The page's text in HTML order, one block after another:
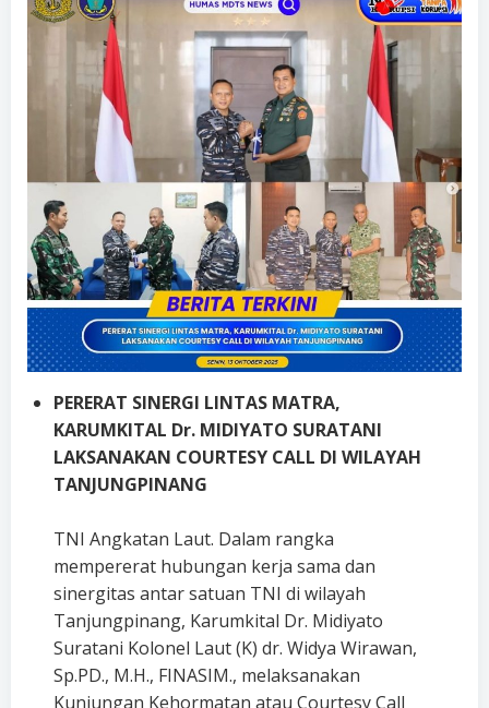
PERERAT SINERGI LINTAS MATRA,
KARUMKITAL Dr. MIDIYATO SURATANI
LAKSANAKAN COURTESY CALL DI WILAYAH
TANJUNGPINANG
TNI Angkatan Laut. Dalam rangka
mempererat hubungan kerja sama dan
sinergitas antar satuan TNI di wilayah
Tanjungpinang, Karumkital Dr. Midiyato
Suratani Kolonel Laut (K) dr. Widya Wirawan,
Sp.PD., M.H., FINASIM., melaksanakan
Kunjungan Kehormatan atau Courtesy Call